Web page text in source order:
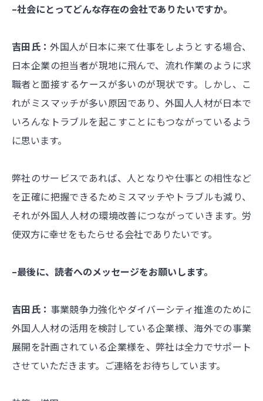
–社会にとってどんな存在の会社でありたいですか。
吉田氏：外国人が日本に来て仕事をしようとする場合、
日本企業の担当者が現地に飛んで、流れ作業のように求
職者と面接するケースが多いのが現状です。しかし、こ
れがミスマッチが多い原因であり、外国人人材が日本で
いろんなトラブルを起こすことにもつながっているよう
に思います。
弊社のサービスであれば、人となりや仕事との相性など
を正確に把握できるためミスマッチやトラブルも減り、
それが外国人人材の環境改善につながっていきます。労
使双方に幸せをもたらせる会社でありたいです。
–最後に、読者へのメッセージをお願いします。
吉田氏： 事業競争力強化やダイバーシティ推進のために
外国人人材の活用を検討している企業様、海外での事業
展開を計画されている企業様を、弊社は全力でサポート
させていただきます。ご連絡をお待ちしています。